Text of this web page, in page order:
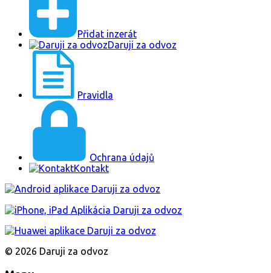
Přidat inzerát
Daruji za odvoz
Pravidla
Ochrana údajů
Kontakt
© 2026 Daruji za odvoz